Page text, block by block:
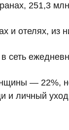
251,3 млн
и отелях, из
сеть
— 22%,
и личный